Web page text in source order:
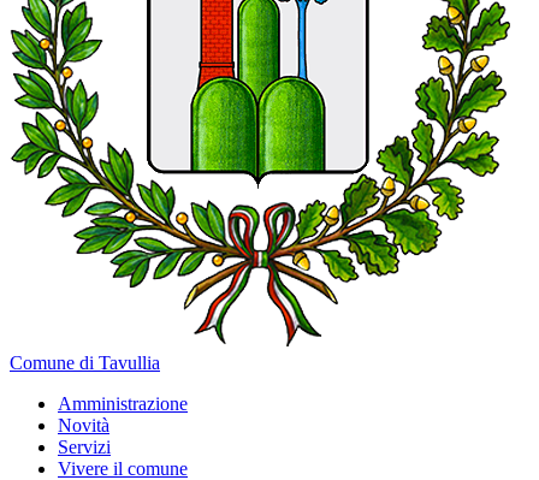
Comune di Tavullia
Amministrazione
Novità
Servizi
Vivere il comune